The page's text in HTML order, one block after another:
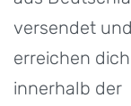
versendet und
erreichen dich
innerhalb der